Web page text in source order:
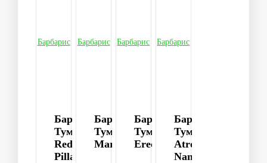
Барбарис
Тумберга
Red
Pillar
Барбарис
Тумберга
Maria
Барбарис
Тумберга
Erecta
Барбарис
Тумберга
Atropurpurea
Nana